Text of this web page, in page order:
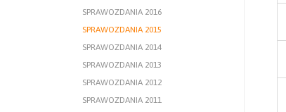
SPRAWOZDANIA 2016
SPRAWOZDANIA 2015
SPRAWOZDANIA 2014
SPRAWOZDANIA 2013
SPRAWOZDANIA 2012
SPRAWOZDANIA 2011